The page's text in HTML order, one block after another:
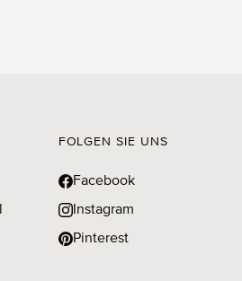
FOLGEN SIE UNS
Facebook
Instagram
Pinterest